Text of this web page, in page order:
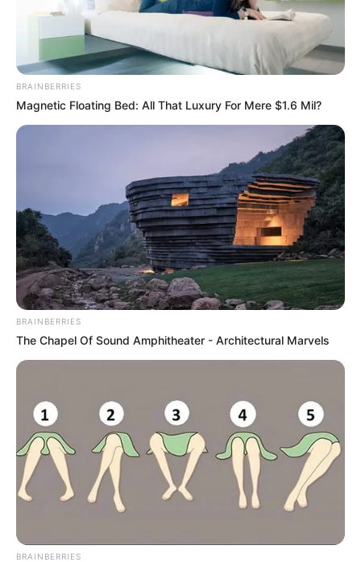
BRAINBERRIES
Magnetic Floating Bed: All That Luxury For Mere $1.6 Mil?
BRAINBERRIES
The Chapel Of Sound Amphitheater - Architectural Marvels
BRAINBERRIES